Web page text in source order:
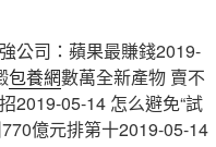
公司：蘋果最賺錢2019-
包養網數萬全新產物 賣不
2019-05-14 怎么避免“試
億元排第十2019-05-14